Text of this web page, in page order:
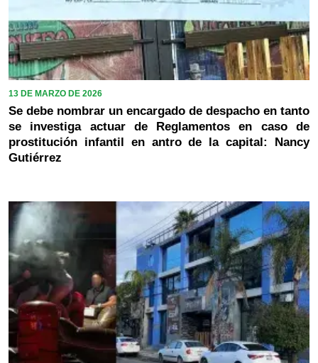
13 DE MARZO DE 2026
Se debe nombrar un encargado de despacho en tanto
se investiga actuar de Reglamentos en caso de
prostitución infantil en antro de la capital: Nancy
Gutiérrez